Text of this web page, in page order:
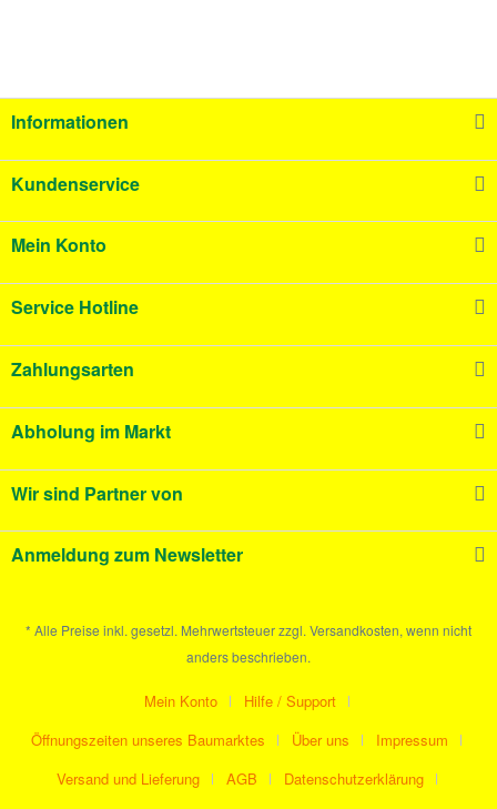
Informationen
Kundenservice
Mein Konto
Service Hotline
Zahlungsarten
Abholung im Markt
Wir sind Partner von
Anmeldung zum Newsletter
* Alle Preise inkl. gesetzl. Mehrwertsteuer zzgl. Versandkosten, wenn nicht
anders beschrieben.
Mein Konto
Hilfe / Support
Öffnungszeiten unseres Baumarktes
Über uns
Impressum
Versand und Lieferung
AGB
Datenschutzerklärung